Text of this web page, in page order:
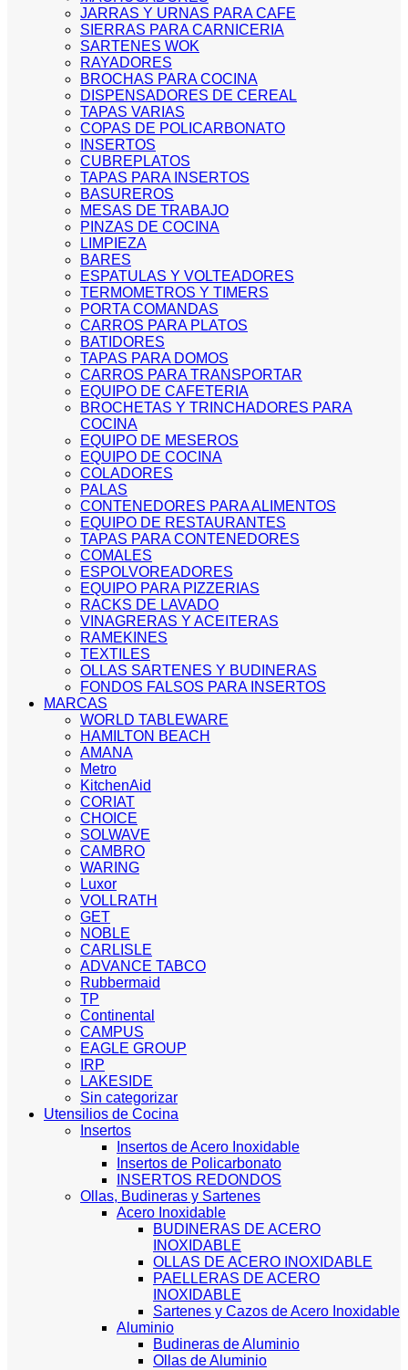
JARRAS Y URNAS PARA CAFE
SIERRAS PARA CARNICERIA
SARTENES WOK
RAYADORES
BROCHAS PARA COCINA
DISPENSADORES DE CEREAL
TAPAS VARIAS
COPAS DE POLICARBONATO
INSERTOS
CUBREPLATOS
TAPAS PARA INSERTOS
BASUREROS
MESAS DE TRABAJO
PINZAS DE COCINA
LIMPIEZA
BARES
ESPATULAS Y VOLTEADORES
TERMOMETROS Y TIMERS
PORTA COMANDAS
CARROS PARA PLATOS
BATIDORES
TAPAS PARA DOMOS
CARROS PARA TRANSPORTAR
EQUIPO DE CAFETERIA
BROCHETAS Y TRINCHADORES PARA
COCINA
EQUIPO DE MESEROS
EQUIPO DE COCINA
COLADORES
PALAS
CONTENEDORES PARA ALIMENTOS
EQUIPO DE RESTAURANTES
TAPAS PARA CONTENEDORES
COMALES
ESPOLVOREADORES
EQUIPO PARA PIZZERIAS
RACKS DE LAVADO
VINAGRERAS Y ACEITERAS
RAMEKINES
TEXTILES
OLLAS SARTENES Y BUDINERAS
FONDOS FALSOS PARA INSERTOS
MARCAS
WORLD TABLEWARE
HAMILTON BEACH
AMANA
Metro
KitchenAid
CORIAT
CHOICE
SOLWAVE
CAMBRO
WARING
Luxor
VOLLRATH
GET
NOBLE
CARLISLE
ADVANCE TABCO
Rubbermaid
TP
Continental
CAMPUS
EAGLE GROUP
IRP
LAKESIDE
Sin categorizar
Utensilios de Cocina
Insertos
Insertos de Acero Inoxidable
Insertos de Policarbonato
INSERTOS REDONDOS
Ollas, Budineras y Sartenes
Acero Inoxidable
BUDINERAS DE ACERO
INOXIDABLE
OLLAS DE ACERO INOXIDABLE
PAELLERAS DE ACERO
INOXIDABLE
Sartenes y Cazos de Acero Inoxidable
Aluminio
Budineras de Aluminio
Ollas de Aluminio